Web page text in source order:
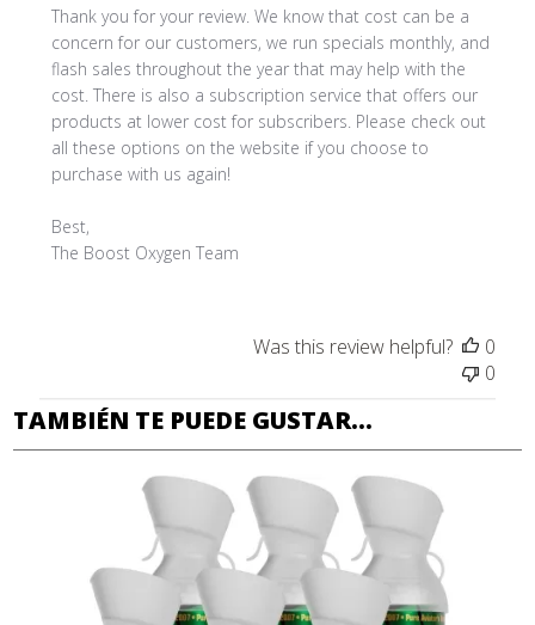
Owner
on
Review
by
Store
Owner
on
Jun
11
Thank you for your review. We know that cost can be a
concern for our customers, we run specials monthly, and
flash sales throughout the year that may help with the
cost. There is also a subscription service that offers our
products at lower cost for subscribers. Please check out
all these options on the website if you choose to
purchase with us again!
Best,
The Boost Oxygen Team
Was this review helpful?
0
0
TAMBIÉN TE PUEDE GUSTAR...